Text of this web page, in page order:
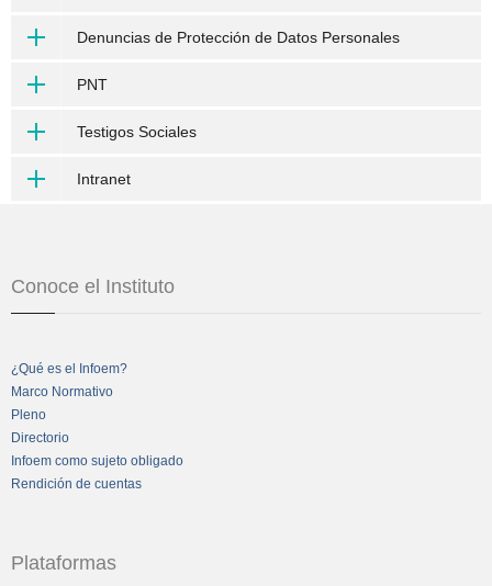
Denuncias de Protección de Datos Personales
PNT
Testigos Sociales
Intranet
Conoce el Instituto
¿Qué es el Infoem?
Marco Normativo
Pleno
Directorio
Infoem como sujeto obligado
Rendición de cuentas
Plataformas